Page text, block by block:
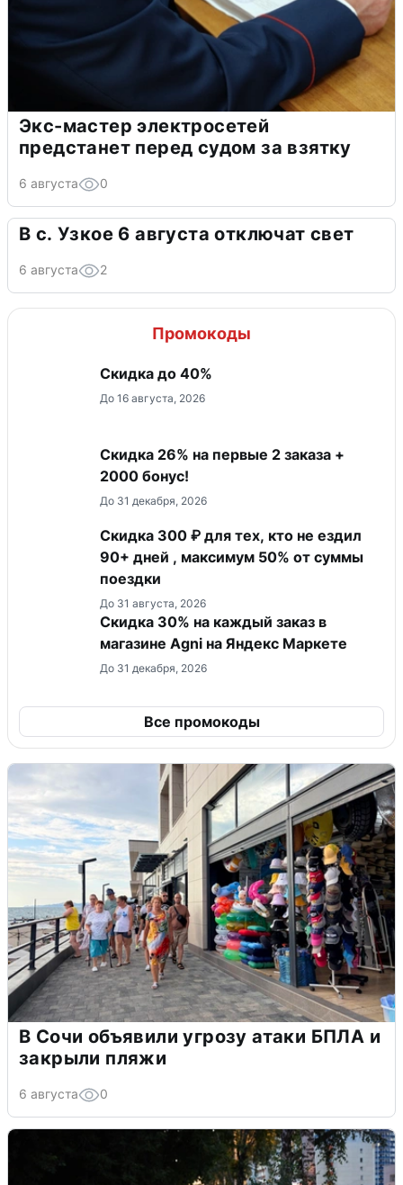
Экс-мастер электросетей
предстанет перед судом за взятку
6 августа 0
В с. Узкое 6 августа отключат свет
6 августа 2
Промокоды
Скидка до 40%
До 16 августа, 2026
Скидка 26% на первые 2 заказа +
2000 бонус!
До 31 декабря, 2026
Скидка 300 ₽ для тех, кто не ездил
90+ дней , максимум 50% от суммы
поездки
До 31 августа, 2026
Скидка 30% на каждый заказ в
магазине Agni на Яндекс Маркете
До 31 декабря, 2026
Все промокоды
В Сочи объявили угрозу атаки БПЛА и
закрыли пляжи
6 августа 0